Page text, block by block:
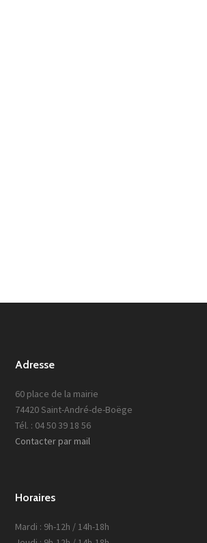
Adresse
60 place de la mairie
74420 Saint-André-de-Boëge
Tél. : 04 50 39 18 56
Contacter par mail
Horaires
Mardi : 9h-12h / 14h-18h